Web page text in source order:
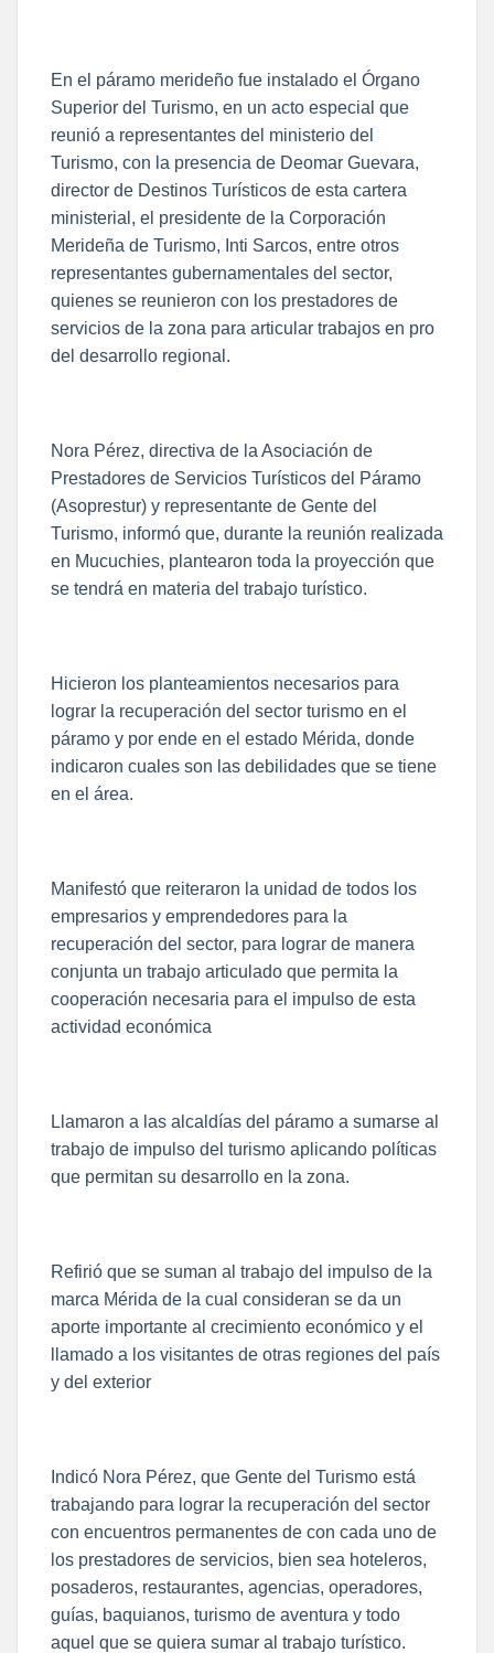
En el páramo merideño fue instalado el Órgano
Superior del Turismo, en un acto especial que
reunió a representantes del ministerio del
Turismo, con la presencia de Deomar Guevara,
director de Destinos Turísticos de esta cartera
ministerial, el presidente de la Corporación
Merideña de Turismo, Inti Sarcos, entre otros
representantes gubernamentales del sector,
quienes se reunieron con los prestadores de
servicios de la zona para articular trabajos en pro
del desarrollo regional.
Nora Pérez, directiva de la Asociación de
Prestadores de Servicios Turísticos del Páramo
(Asoprestur) y representante de Gente del
Turismo, informó que, durante la reunión realizada
en Mucuchies, plantearon toda la proyección que
se tendrá en materia del trabajo turístico.
Hicieron los planteamientos necesarios para
lograr la recuperación del sector turismo en el
páramo y por ende en el estado Mérida, donde
indicaron cuales son las debilidades que se tiene
en el área.
Manifestó que reiteraron la unidad de todos los
empresarios y emprendedores para la
recuperación del sector, para lograr de manera
conjunta un trabajo articulado que permita la
cooperación necesaria para el impulso de esta
actividad económica
Llamaron a las alcaldías del páramo a sumarse al
trabajo de impulso del turismo aplicando políticas
que permitan su desarrollo en la zona.
Refirió que se suman al trabajo del impulso de la
marca Mérida de la cual consideran se da un
aporte importante al crecimiento económico y el
llamado a los visitantes de otras regiones del país
y del exterior
Indicó Nora Pérez, que Gente del Turismo está
trabajando para lograr la recuperación del sector
con encuentros permanentes de con cada uno de
los prestadores de servicios, bien sea hoteleros,
posaderos, restaurantes, agencias, operadores,
guías, baquianos, turismo de aventura y todo
aquel que se quiera sumar al trabajo turístico.